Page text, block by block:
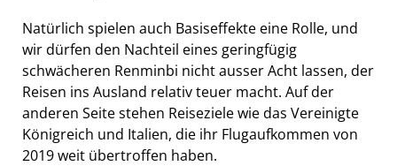
Natürlich spielen auch Basiseffekte eine Rolle, und
wir dürfen den Nachteil eines geringfügig
schwächeren Renminbi nicht ausser Acht lassen, der
Reisen ins Ausland relativ teuer macht. Auf der
anderen Seite stehen Reiseziele wie das Vereinigte
Königreich und Italien, die ihr Flugaufkommen von
2019 weit übertroffen haben.